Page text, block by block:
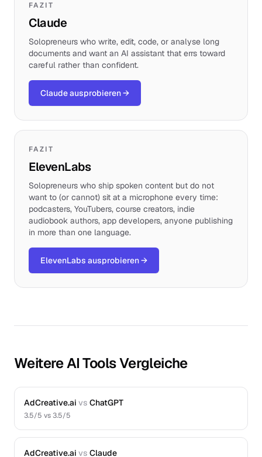
FAZIT
Claude
Solopreneurs who write, edit, code, or analyse long
documents and want an AI assistant that errs toward
careful rather than confident.
Claude ausprobieren→
FAZIT
ElevenLabs
Solopreneurs who ship spoken content but do not
want to (or cannot) sit at a microphone every time:
podcasters, YouTubers, course creators, indie
audiobook authors, app developers, anyone publishing
in more than one language.
ElevenLabs ausprobieren→
Weitere AI Tools Vergleiche
AdCreative.ai vs ChatGPT
3.5/5 vs3.5/5
AdCreative.ai vs Claude